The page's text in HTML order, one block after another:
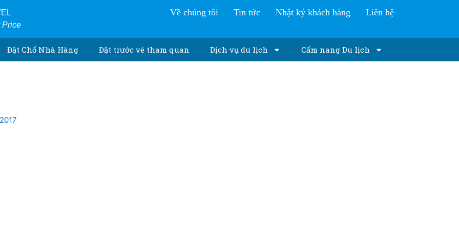
Price
Về chúng tôi Tin tức Nhật ký khách hàng Liên hệ
Đặt Chổ Nhà Hàng Đặt trước vé tham quan Dịch vụ du lịch Cẩm nang Du lịch